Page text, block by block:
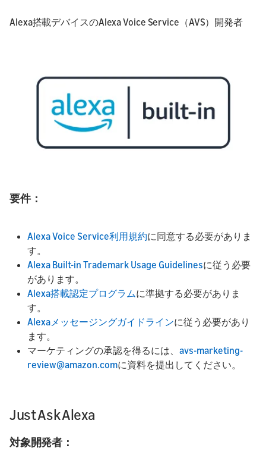
Alexa搭載デバイスのAlexa Voice Service（AVS）開発者
要件：
Alexa Voice Service利用規約に同意する必要がありま
す。
Alexa Built-in Trademark Usage Guidelinesに従う必要
があります。
Alexa搭載認定プログラムに準拠する必要がありま
す。
Alexaメッセージングガイドラインに従う必要があり
ます。
マーケティングの承認を得るには、 avs-marketing-
review@amazon.comに資料を提出してください。
Just Ask Alexa
対象開発者：